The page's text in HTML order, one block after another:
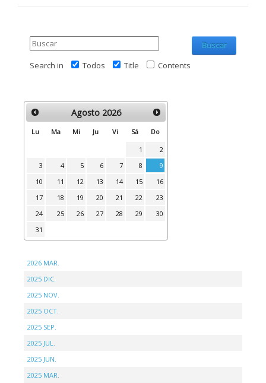
Buscar
Search in
Todos Title Contents
Agosto 2026
Lu Ma Mi Ju Vi Sá Do
1
2
3
4 5 6 7 8
9
10
11 12 13 14 15
16
17
18 19 20 21 22
23
24
25 26 27 28 29
30
31
2026 MAR.
2025 DIC.
2025 NOV.
2025 OCT.
2025 SEP.
2025 JUL.
2025 JUN.
2025 MAR.